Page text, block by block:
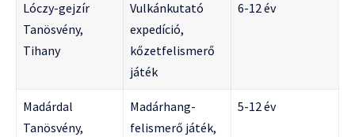
Lóczy-gejzír
Tanösvény,
Tihany
Vulkánkutató
expedíció,
kőzetfelismerő
játék
6-12 év
Madárdal
Tanösvény,
Madárhang-
felismerő játék,
5-12 év